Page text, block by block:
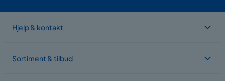
Hjelp & kontakt
Sortiment & tilbud